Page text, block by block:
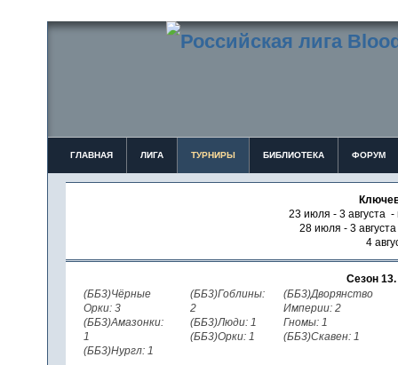
ГЛАВНАЯ ЛИГА ТУРНИРЫ БИБЛИОТЕКА ФОРУМ
23 июля - 3 августа -
28 июля - 3
4
Сезон 13.
(ББ3)Чёрные
Орки: 3
(ББ3)Амазонки:
1
(ББ3)Нургл: 1
(ББ3)Гоблины:
2
(ББ3)Люди: 1
(ББ3)Орки: 1
(ББ3)Дворянство
Империи: 2
Гномы: 1
(ББ3)Скавен: 1